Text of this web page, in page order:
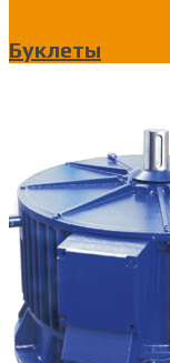
Буклеты